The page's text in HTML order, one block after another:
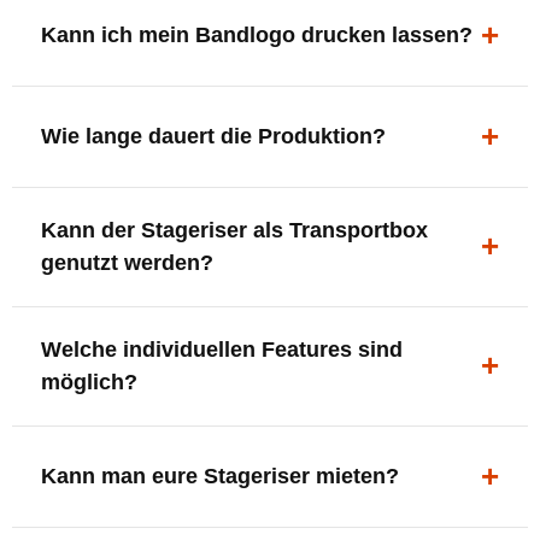
ergonomisch, sicher und gut sichtbar.
Kann ich mein Bandlogo drucken lassen?
deine Bühne, deine Marke.
Wie lange dauert die Produktion?
innerhalb Deutschlands kostenfrei.
Kann der Stageriser als Transportbox
genutzt werden?
oder Zubehör nutzen.
Welche individuellen Features sind
möglich?
XLR-Brücke / Schnittstelle
Setlist-Clip
Kann man eure Stageriser mieten?